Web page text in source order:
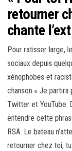
retourner
chante
Pour ratisser large,
sociaux depuis
xénophobes et
chanson « Je partira
Twitter et YouTube.
entendre cette
RSA. Le bateau
retourner chez toi,